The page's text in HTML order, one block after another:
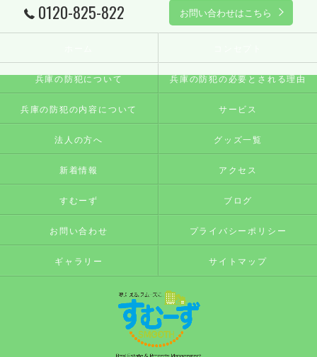
0120-825-822 お問い合わせはこちら
兵庫の防犯について 兵庫の防犯の必要とされる理由
兵庫の防犯の内容について サービス
法人の方へ グッズ一覧
新着情報 アクセス
すむーず ブログ
お問い合わせ プライバシーポリシー
ギャラリー サイトマップ